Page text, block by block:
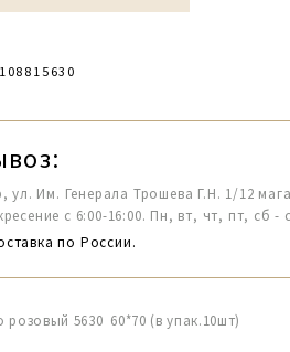
ул. Им. Генерала Трошева Г.Н. 1/12
с 6:00-16:00. Пн, вт, чт, пт, сб -
по России.
5630 60*70 (в упак.10шт)